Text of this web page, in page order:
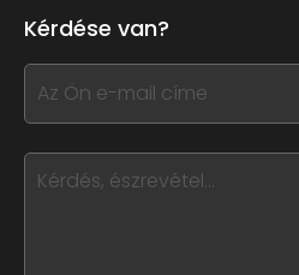
this
form
field
blank
Kérdése van?
If
you
this,